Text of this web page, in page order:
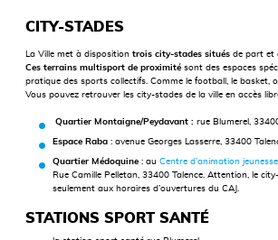
CITY-STADES
La Ville met à dispositiontrois city-stades situés de part et
Ces terrains multisport de proximité sont des espaces
pratique des sports collectifs. Comme le football, le basket,
Vous pouvez retrouver les city-stades de la ville en accès
Quartier Montaigne/Peydavant : rue Blumerel,
Espace Raba : avenue Georges Lasserre, 33400
Quartier Médoquine : auCentre d’animation
Rue Camille Pelletan, 33400 Talence. Attention, le
seulement aux horaires d’ouvertures du CAJ.
STATIONS SPORT SANTÉ